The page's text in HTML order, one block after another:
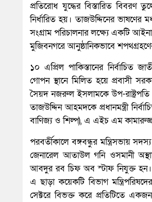
প্রতিরোধ যুদ্ধের বিস্তারিত বিবরণ
নির্ধারিত হয়। তাজউদ্দিনের ভাষণের
সংগ্রাম পরিচালনার লক্ষ্যে একটি
মুজিবনগরে আনুষ্ঠানিকভাবে
১০ এপ্রিল পাকিস্তানের নির্বাচিত
গোপন স্থানে মিলিত হয়ে প্রবাসী
সৈয়দ নজরুল ইসলামকে উপ-রাষ্ট্রপতি
তাজউদ্দিন আহমদকে প্রধানমন্ত্রী
বাণিজ্য ও শিল্প), এ এইচ এম
পরবর্তীকালে বঙ্গবন্ধুর মন্ত্রিসভায়
জেনারেল আতাউল গনি ওসমানী
আবদুর রব চিফ অব স্টাফ নিযুক্ত হন।
এ ছাড়া কয়েকটি বিভাগ
সেক্টরে বিভক্ত করে প্রতিটিতে